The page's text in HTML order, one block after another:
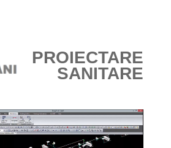
PROIECTARE
SANITARE